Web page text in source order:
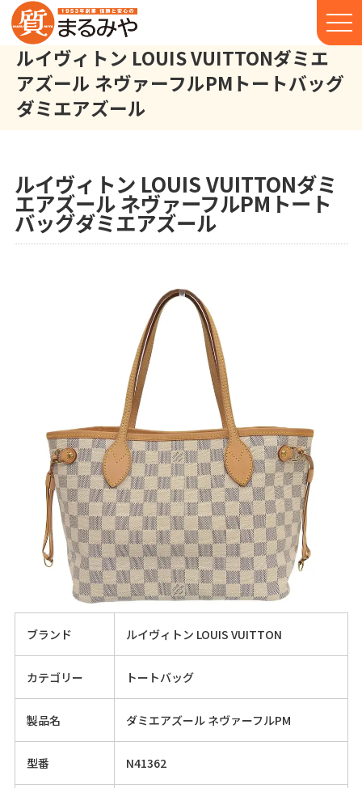
ルイヴィトン LOUIS VUITTONダミエ
アズール ネヴァーフルPMトートバッグ
ダミエアズール
ルイヴィトン LOUIS VUITTONダミ
エアズール ネヴァーフルPMトート
バッグダミエアズール
ブランド ルイヴィトン LOUIS VUITTON
カテゴリー トートバッグ
製品名 ダミエアズール ネヴァーフルPM
型番 N41362